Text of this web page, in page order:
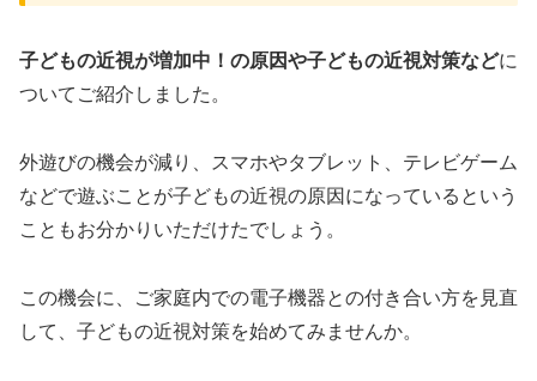
子どもの近視が増加中！の原因や子どもの近視対策などに
ついてご紹介しました。
外遊びの機会が減り、スマホやタブレット、テレビゲーム
などで遊ぶことが子どもの近視の原因になっているという
こともお分かりいただけたでしょう。
この機会に、ご家庭内での電子機器との付き合い方を見直
して、子どもの近視対策を始めてみませんか。